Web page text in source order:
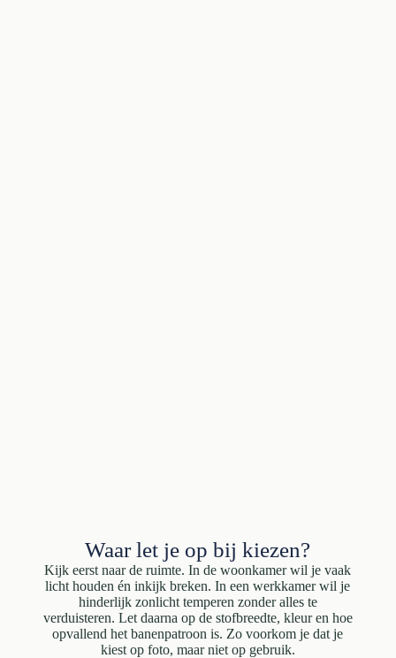
Waar let je op bij kiezen?
Kijk eerst naar de ruimte. In de woonkamer wil je vaak
licht houden én inkijk breken. In een werkkamer wil je
hinderlijk zonlicht temperen zonder alles te
verduisteren. Let daarna op de stofbreedte, kleur en hoe
opvallend het banenpatroon is. Zo voorkom je dat je
kiest op foto, maar niet op gebruik.